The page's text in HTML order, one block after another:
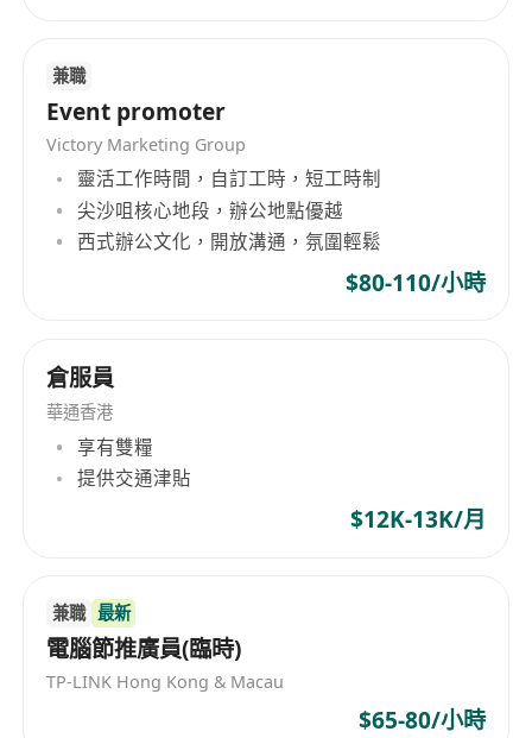
9．‌Strong communication and coordination
skills‌, meticulous, patient, responsible, and
team-oriented.
10．‌High learning ability and adaptability‌;
able to manage multiple tasks in a fast-
paced environment.
11．‌Experience in mobile electronic device
phone technician /import & export trade is a
plus‌.
12．‌Resilience under pressure‌: Adaptable to
high-intensity work, willing to accept short-
term business trips or frequent client visits.
兼職
Event promoter
Victory Marketing Group
靈活工作時間，自訂工時，短工時制
尖沙咀核心地段，辦公地點優越
西式辦公文化，開放溝通，氛圍輕鬆
$80-110/小時
倉服員
華通香港
享有雙糧
提供交通津貼
$12K-13K/月
兼職 最新
電腦節推廣員(臨時)
TP-LINK Hong Kong & Macau
$65-80/小時